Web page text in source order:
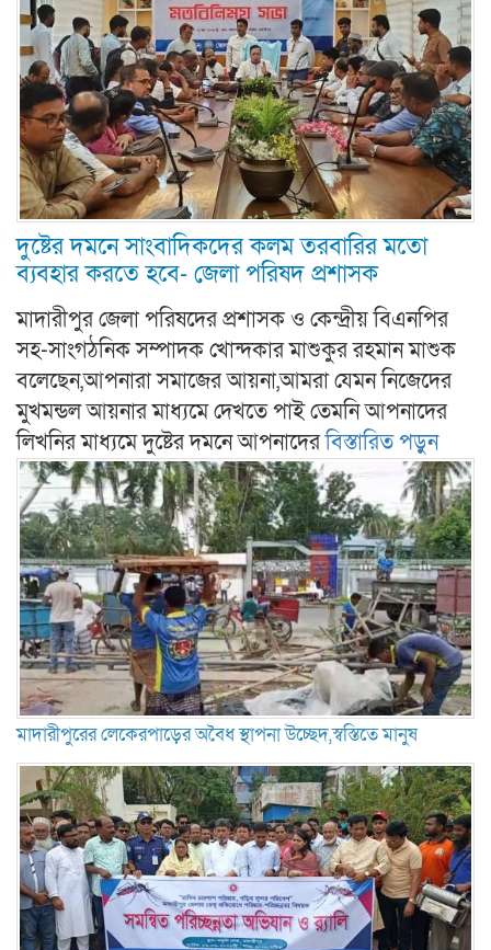
দুষ্টের দমনে সাংবাদিকদের কলম তরবারির মতো
ব্যবহার করতে হবে- জেলা পরিষদ প্রশাসক
মাদারীপুর জেলা পরিষদের প্রশাসক ও কেন্দ্রীয় বিএনপির
সহ-সাংগঠনিক সম্পাদক খোন্দকার মাশুকুর রহমান মাশুক
বলেছেন,আপনারা সমাজের আয়না,আমরা যেমন নিজেদের
মুখমন্ডল আয়নার মাধ্যমে দেখতে পাই তেমনি আপনাদের
লিখনির মাধ্যমে দুষ্টের দমনে আপনাদেরবিস্তারিত পড়ুন
মাদারীপুরের লেকেরপাড়ের অবৈধ স্থাপনা উচ্ছেদ,স্বস্তিতে মানুষ